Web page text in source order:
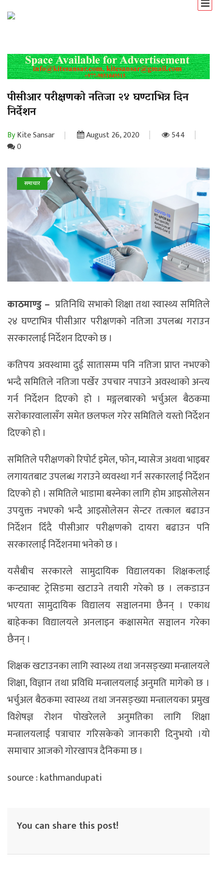
पीसीआर परीक्षणको नतिजा २४ घण्टाभित्र दिन
निर्देशन
ByKite Sansar August 26, 2020
544
0
समाचार
काठमाण्डु – प्रतिनिधि सभाको शिक्षा तथा स्वास्थ्य समितिले
२४ घण्टाभित्र पीसीआर परीक्षणको नतिजा उपलब्ध गराउन
सरकारलाई निर्देशन दिएको छ ।
कतिपय अवस्थामा दुई सातासम्म पनि नतिजा प्राप्त नभएको
भन्दै समितिले नतिजा पर्खेर उपचार नपाउने अवस्थाको अन्त्य
गर्न निर्देशन दिएको हो । मङ्गलबारको भर्चुअल बैठकमा
सरोकारवालासँग समेत छलफल गरेर समितिले यस्तो निर्देशन
दिएको हो ।
समितिले परीक्षणको रिपोर्ट इमेल, फोन, म्यासेज अथवा भाइबर
लगायतबाट उपलब्ध गराउने व्यवस्था गर्न सरकारलाई निर्देशन
दिएको हो । समितिले भाडामा बस्नेका लागि होम आइसोलेसन
उपयुक्त नभएको भन्दै आइसोलेसन सेन्टर तत्काल बढाउन
निर्देशन दिँदै पीसीआर परीक्षणको दायरा बढाउन पनि
सरकारलाई निर्देशनमा भनेको छ ।
यसैबीच सरकारले सामुदायिक विद्यालयका शिक्षकलाई
कन्ट्याक्ट ट्रेसिङमा खटाउने तयारी गरेको छ । लकडाउन
भएयता सामुदायिक विद्यालय सञ्चालनमा छैनन् । एकाध
बाहेकका विद्यालयले अनलाइन कक्षासमेत सञ्चालन गरेका
छैनन् ।
शिक्षक खटाउनका लागि स्वास्थ्य तथा जनसङ्ख्या मन्त्रालयले
शिक्षा, विज्ञान तथा प्रविधि मन्त्रालयलाई अनुमति मागेको छ ।
भर्चुअल बैठकमा स्वास्थ्य तथा जनसङ्ख्या मन्त्रालयका प्रमुख
विशेषज्ञ रोशन पोखरेलले अनुमतिका लागि शिक्षा
मन्त्रालयलाई पत्राचार गरिसकेको जानकारी दिनुभयो ।यो
समाचार आजको गोरखापत्र दैनिकमा छ ।
source : kathmandupati
You can share this post!